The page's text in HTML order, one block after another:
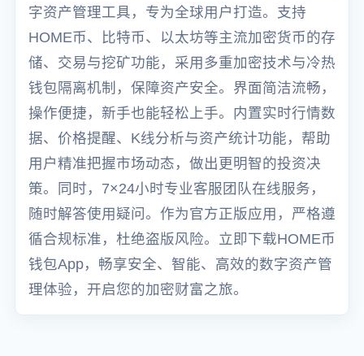
字资产管理工具，专为全球用户打造。支持
HOME币、比特币、以太坊等主流加密货币的存
储、交易与挖矿功能，采用多重加密技术与冷热
钱包隔离机制，保障资产安全。界面简洁流畅，
操作便捷，新手也能轻松上手。内置实时行情数
据、价格提醒、K线分析与资产统计功能，帮助
用户精准把握市场动态，做出更明智的投资决
策。同时，7×24小时专业客服团队在线服务，
随时解答使用疑问。作为官方正版应用，严格遵
循合规标准，杜绝盗版风险。立即下载HOME币
钱包App，畅享安全、智能、高效的数字资产管
理体验，开启您的加密财富之旅。